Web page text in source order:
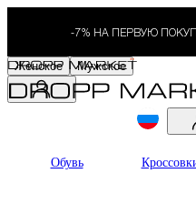
-7% НА ПЕРВУЮ
Женское Мужское
Обувь
Каталог для